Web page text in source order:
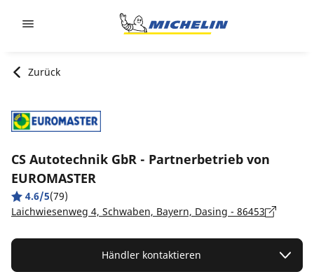
Zurück
CS Autotechnik GbR - Partnerbetrieb von
EUROMASTER
4.6/5(79)
Laichwiesenweg 4, Schwaben, Bayern, Dasing - 86453
Händler kontaktieren